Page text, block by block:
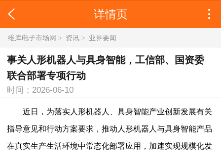
详情页
维库电子市场网 > 资讯 > 业界要闻
事关人形机器人与具身智能，工信部、国资委
联合部署专项行动
时间：2026-06-10
近日，为落实人形机器人、具身智能产业创新发展有关
指导意见和行动方案要求，推动人形机器人与具身智能产品
在真实生产生活环境中常态化部署应用，加速实现规模化发